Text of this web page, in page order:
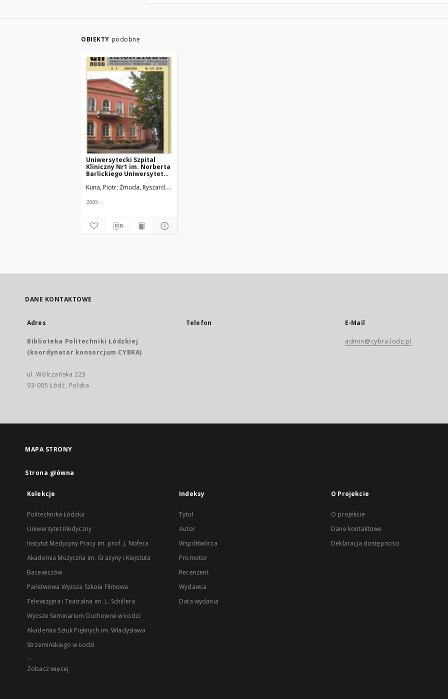
OBIEKTY podobne
Uniwersytecki Szpital
Kliniczny Nr1 im. Norberta
Barlickiego Uniwersytetu
Kuna, Piotr Żmuda, Ryszard. Red. nacz.
2005-.
DANE KONTAKTOWE
Adres
Biblioteka Politechniki Łódzkiej
(koordynator konsorcjum CYBRA)
ul. Wólczańska 223
93-005 Łódź, Polska
Telefon E-Mail
admin@cybra.lodz.pl
MAPA STRONY
Strona główna
Kolekcje
Politechnika Łódzka
Uniwersytet Medyczny
Instytut Medycyny Pracy im. prof. J. Nofera
Akademia Muzyczna im. Grażyny i Kiejstuta
Bacewiczów
Państwowa Wyższa Szkoła Filmowa
Telewizyjna i Teatralna im. L. Schillera
Wyższe Seminarium Duchowne w Łodzi
Akademia Sztuk Pięknych im. Władysława
Strzemińskiego w Łodzi
...
Zobacz więcej
Indeksy
Tytuł
Autor
Współtwórca
Promotor
Recenzent
Wydawca
Data wydania
O Projekcie
O projekcie
Dane kontaktowe
Deklaracja dostępności